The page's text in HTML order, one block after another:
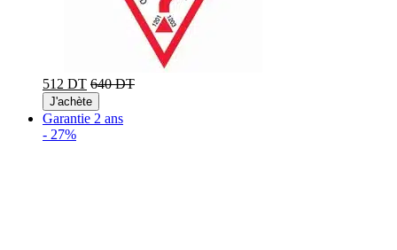
512 DT 640 DT
J'achète
Garantie 2 ans
- 27%